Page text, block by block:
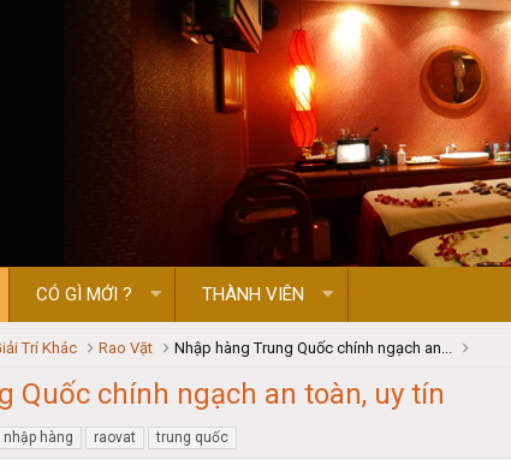
CÓ GÌ MỚI ? THÀNH VIÊN
Trí Khác Rao Vặt Nhập hàng Trung Quốc chính ngạch an...
Quốc chính ngạch an toàn, uy tín
nhập hàng raovat trung quốc